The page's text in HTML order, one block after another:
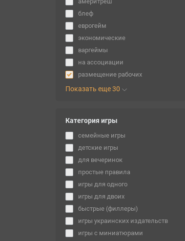
блеф
еврогейм
экономические
варгеймы
на ассоциации
размещение рабочих
Показать еще 30
Категория игры
семейные игры
детские игры
для вечеринок
простые правила
игры для одного
игры для двоих
быстрые (филлеры)
игры украинских издательств
игры с миниатюрами